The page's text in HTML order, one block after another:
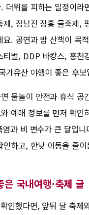
더위를 피하는 일정이라
제, 정남진 장흥 물축제,
요. 공연과 밤 산책이 목
티벌, DDP 바캉스, 홍천
가유산 야행이 좋은 후보
물놀이 안전과 휴식 공
예매 정보를 먼저 확인
과 비 변수가 큰 달입니
인하고, 한낮 이동을 줄
은 국내여행·축제 글
인했다면, 앞뒤 달 축제